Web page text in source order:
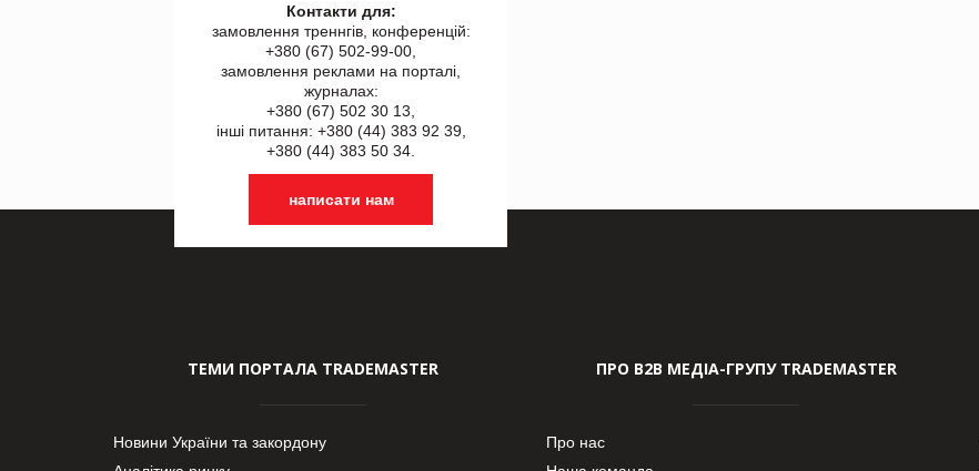
Контакти для:
замовлення треннгів, конференцій:
+380 (67) 502-99-00,
замовлення реклами на порталі,
журналах:
+380 (67) 502 30 13,
інші питання: +380 (44) 383 92 39,
+380 (44) 383 50 34.
написати нам
ТЕМИ ПОРТАЛА TRADEMASTER
Новини України та закордону
ПРО В2В МЕДІА-ГРУПУ TRADEMASTER
Про нас